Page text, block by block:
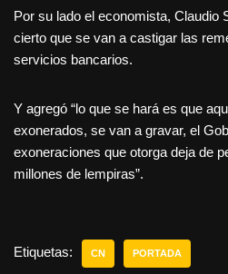
Por su lado el economista, Claudio
cierto que se van a castigar las
servicios bancarios.
Y agregó “lo que se hará es que
exonerados, se van a gravar, el
exoneraciones que otorga deja de
millones de lempiras”.
Etiquetas: CN PORTADA